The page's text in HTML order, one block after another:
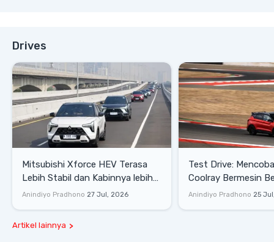
Drives
Mitsubishi Xforce HEV Terasa
Lebih Stabil dan Kabinnya lebih
Senyap
Anindiyo Pradhono 27 Jul, 2026
Test Drive: Mencoba Geely
Coolray Bermesin
di Sirkuit Mandalika
Anindiyo Pradhono 25
Artikel lainnya